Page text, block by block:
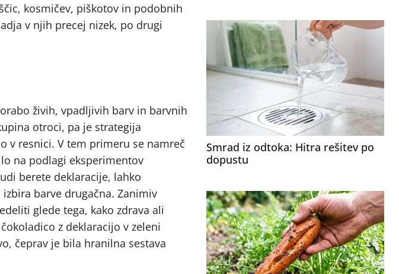
kosmičev, piškotov in podobnih
v njih precej nizek, po drugi
živih, vpadljivih barv in barvnih
otroci, pa je strategija
v resnici. V tem primeru se namreč
na podlagi eksperimentov
berete deklaracije, lahko
barve drugačna. Zanimiv
glede tega, kako zdrava ali
z deklaracijo v zeleni
čeprav je bila hranilna sestava
Smrad iz odtoka: Hitra rešitev po
dopustu